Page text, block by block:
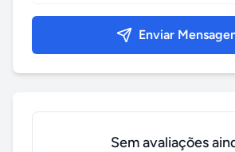
Enviar
Sem avaliações